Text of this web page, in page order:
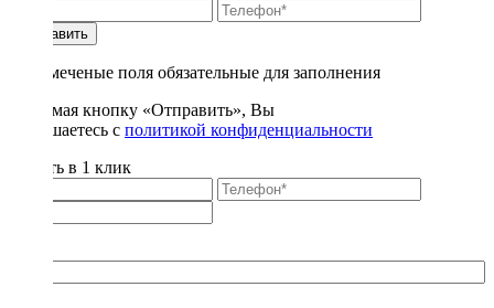
Отправить
* - отмеченые поля обязательные для заполнения
Нажимая кнопку «Отправить», Вы
соглашаетесь с политикой конфиденциальности
Купить в 1 клик